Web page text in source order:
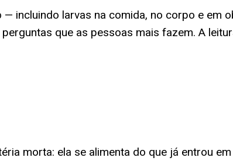
incluindo larvas na comida, no corpo e em
que as pessoas mais fazem. A
morta: ela se alimenta do que já entrou